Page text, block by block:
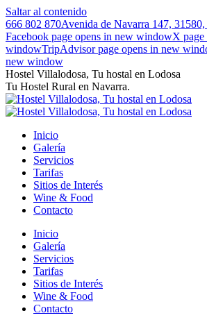
Saltar al contenido
666 802 870Avenida de Navarra 147,
Facebook page opens in new windowX page
windowTripAdvisor page opens in new
new window
Hostel Villalodosa, Tu hostal en Lodosa
Tu Hostel Rural en Navarra.
Inicio
Galería
Servicios
Tarifas
Sitios de Interés
Wine & Food
Contacto
Inicio
Galería
Servicios
Tarifas
Sitios de Interés
Wine & Food
Contacto